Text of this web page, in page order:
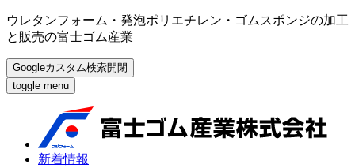
ウレタンフォーム・発泡ポリエチレン・ゴムスポンジの加工
と販売の富士ゴム産業
Googleカスタム検索開閉
toggle menu
新着情報